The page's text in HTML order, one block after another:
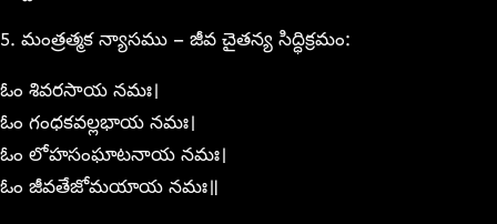
5. మంత్రత్మక న్యాసము – జీవ చైతన్య సిద్ధిక్రమం:
ఓం శివరసాయ నమః।
ఓం గంధకవల్లభాయ నమః।
ఓం లోహసంఘాటనాయ నమః।
ఓం జీవతేజోమయాయ నమః॥